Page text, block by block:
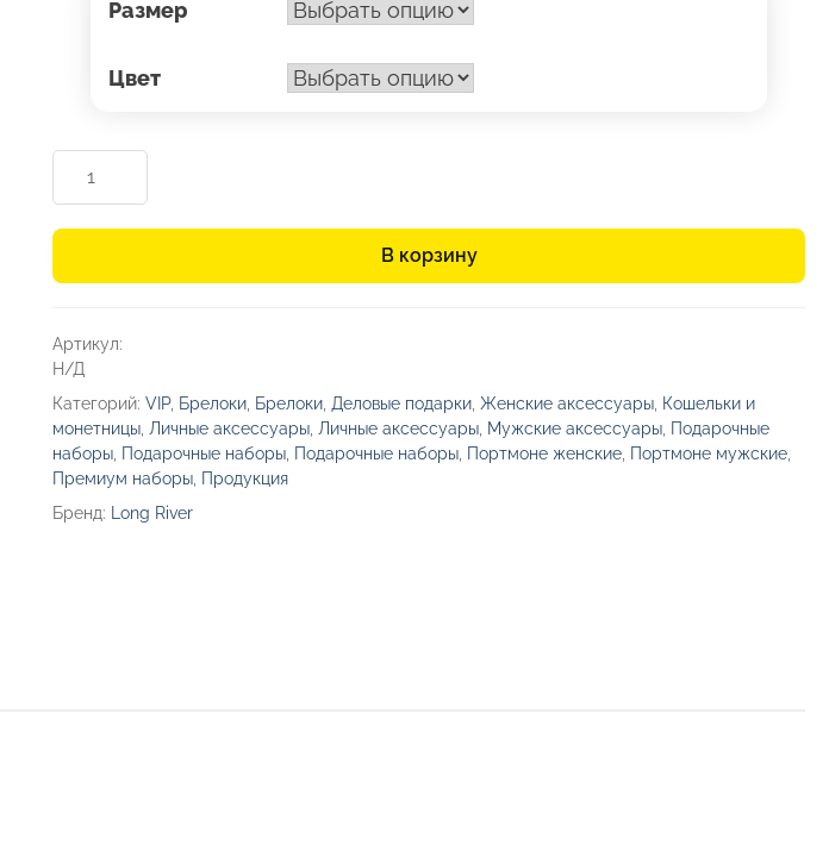
Размер
Цвет
товара
Подарочный
кошелек,
для
ключей
В корзину
Артикул:
Н/Д
Категорий: VIP, Брелоки Брелоки Деловые подарки Женские аксессуары Кошельки и
монетницы Личные аксессуары Личные аксессуары Мужские аксессуары Подарочные
наборы Подарочные наборы Подарочные наборы Портмоне женские Портмоне мужские
Премиум наборы Продукция
Бренд:
Long River